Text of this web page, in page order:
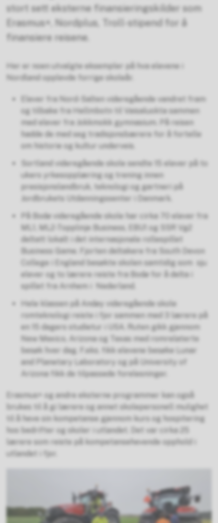
stort sett eksterne finansieringskilder som
Erasmus+, Nordplus, Troll-stipend for å
finansiere reisene.
Her er noen utvalgte eksempler på hva elevene i
Nordland opplevde forrige skoleår.
Elever fra Nord-Salten videregående vandret fram
og tilbake fra Hellmbotn til Vaisaluokta sammen
med elever fra Jokkmokk gymnasium. På reisen
hadde de med seg tradisjonsbærere for å fortelle
om historie og kultur underveis.
Sortland videregående skole sendte 15 elever på to
ukers yrkesopplæring og trening innen
presisjonslandbruk, teknologi og gartneri på
Jordbrukets Utdanningssenter i Danmark.
På Bodø videregående skole har cirka 70 elever fra
ML1, ML2-Topplinje Business, EBU1 og SSR Vg2
deltatt lokalt i det internasjonale rollespillet
Business Game. Fjorten deltakere fra South Devon
College i England besøkte skolen samtidig som sju
elever og to lærere reiste fra Bodø for å delta i
spillet fra Arnhem i Nederland.
Hele klassen på Andøy videregående skole
romteknologi reiste i fjor sammen med 3 lærere på
en 15 dagers studietur i USA. Ruten gikk gjennom
New Mexico, Arizona og Texas med romrelaterte
besøk hver dag. F.eks. fikk elevene besøke Lunar
and Planetary Laboratory og på University of
Arizona fikk de tilpassede forelesninger.
Erasmus+ og andre eksterne programmer kan også
brukes til å gi lærere og annet skolepersonell mulighet
til å heve sin kompetanse gjennom kurs og hospitering
hos bedrifter og skoler i utlandet. Det var cirka 25
lærere som reiste på kompetansehevende opphold i
utlandet i fjor.